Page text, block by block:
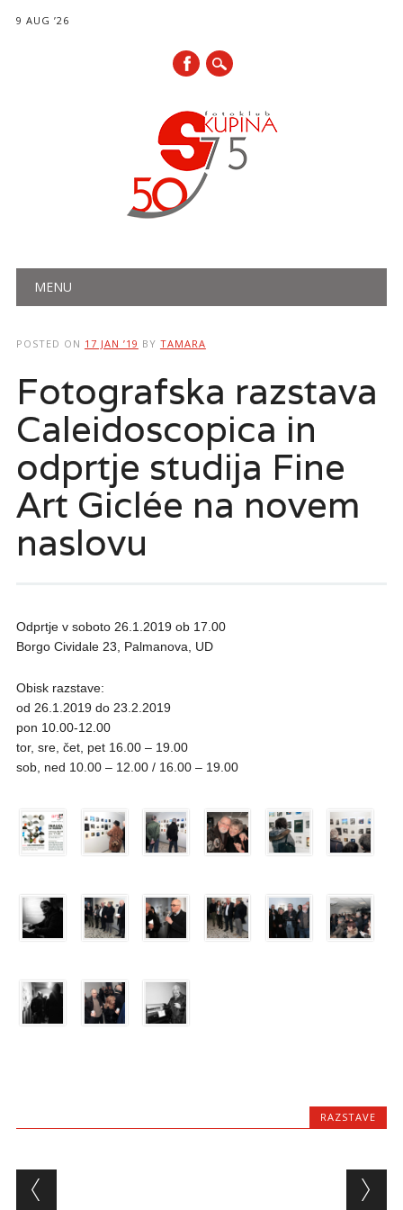
9 AUG ’26
Main menu
MENU
POSTED ON 17 JAN ’19 BY TAMARA
Fotografska razstava
Caleidoscopica in
odprtje studija Fine
Art Giclée na novem
naslovu
Odprtje v soboto 26.1.2019 ob 17.00
Borgo Cividale 23, Palmanova, UD
Obisk razstave:
od 26.1.2019 do 23.2.2019
pon 10.00-12.00
tor, sre, čet, pet 16.00 – 19.00
sob, ned 10.00 – 12.00 / 16.00 – 19.00
RAZSTAVE
Post navigation